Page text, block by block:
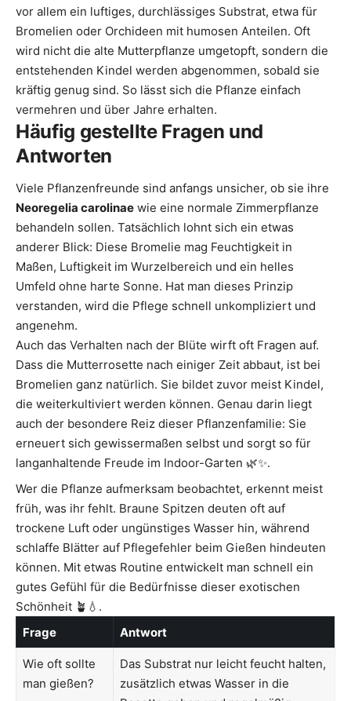
vor allem ein luftiges, durchlässiges Substrat, etwa für
Bromelien oder Orchideen mit humosen Anteilen. Oft
wird nicht die alte Mutterpflanze umgetopft, sondern die
entstehenden Kindel werden abgenommen, sobald sie
kräftig genug sind. So lässt sich die Pflanze einfach
vermehren und über Jahre erhalten.
Häufig gestellte Fragen und
Antworten
Viele Pflanzenfreunde sind anfangs unsicher, ob sie ihre
Neoregelia carolinae wie eine normale Zimmerpflanze
behandeln sollen. Tatsächlich lohnt sich ein etwas
anderer Blick: Diese Bromelie mag Feuchtigkeit in
Maßen, Luftigkeit im Wurzelbereich und ein helles
Umfeld ohne harte Sonne. Hat man dieses Prinzip
verstanden, wird die Pflege schnell unkompliziert und
angenehm.
Auch das Verhalten nach der Blüte wirft oft Fragen auf.
Dass die Mutterrosette nach einiger Zeit abbaut, ist bei
Bromelien ganz natürlich. Sie bildet zuvor meist Kindel,
die weiterkultiviert werden können. Genau darin liegt
auch der besondere Reiz dieser Pflanzenfamilie: Sie
erneuert sich gewissermaßen selbst und sorgt so für
langanhaltende Freude im Indoor-Garten 🌿✨.
Wer die Pflanze aufmerksam beobachtet, erkennt meist
früh, was ihr fehlt. Braune Spitzen deuten oft auf
trockene Luft oder ungünstiges Wasser hin, während
schlaffe Blätter auf Pflegefehler beim Gießen hindeuten
können. Mit etwas Routine entwickelt man schnell ein
gutes Gefühl für die Bedürfnisse dieser exotischen
Schönheit 🪴💧.
Frage
Antwort
Wie oft sollte
man gießen?
Das Substrat nur leicht feucht halten,
zusätzlich etwas Wasser in die